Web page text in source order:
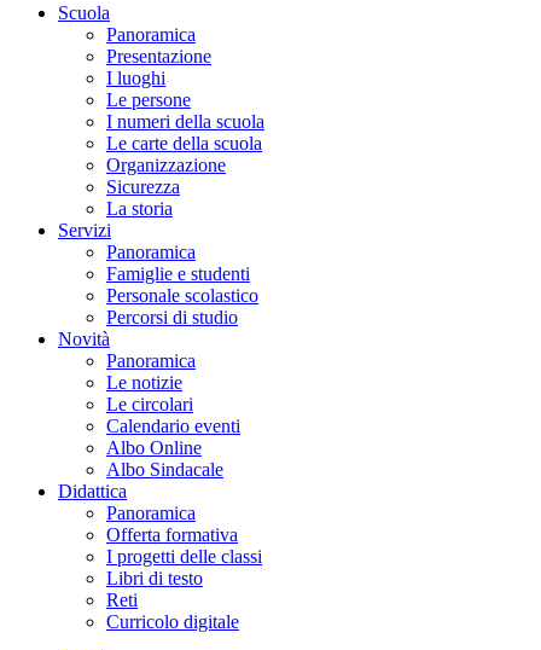
Scuola
Panoramica
Presentazione
I luoghi
Le persone
I numeri della scuola
Le carte della scuola
Organizzazione
Sicurezza
La storia
Servizi
Panoramica
Famiglie e studenti
Personale scolastico
Percorsi di studio
Novità
Panoramica
Le notizie
Le circolari
Calendario eventi
Albo Online
Albo Sindacale
Didattica
Panoramica
Offerta formativa
I progetti delle classi
Libri di testo
Reti
Curricolo digitale